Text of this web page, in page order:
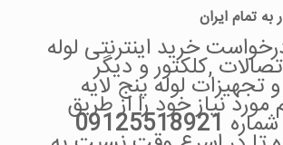
به تمام ایران
خرید اینترنتی لوله
,کلکتور و دیگر
لوله پنج لایه
نیاز خود را از طریق
09125518921